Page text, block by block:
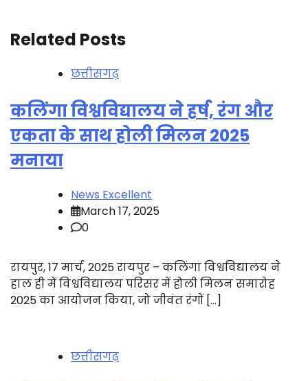
Related Posts
छत्तीसगढ़
कलिंगा विश्वविद्यालय ने हर्ष, रंग और
एकता के साथ होली मिलन 2025
मनाया
News Excellent
March 17, 2025
0
रायपुर, 17 मार्च, 2025 रायपुर – कलिंगा विश्वविद्यालय ने
हाल ही में विश्वविद्यालय परिसर में होली मिलन समारोह
2025 का आयोजन किया, जो जीवंत रंगों […]
छत्तीसगढ़